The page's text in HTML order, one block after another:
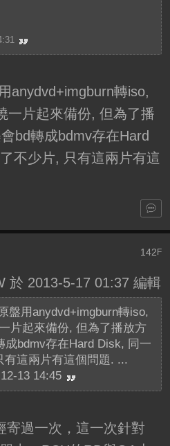
anydvd+imgburn轉iso,
一片起來備份, 但為了播
bd轉成bdmv存在Hard
不少片, 只有這兩片有這
142 F
於 2013-5-17 01:37 編輯
盤用anydvd+imgburn轉iso,
片起來備份, 但為了播放方
成bdmv存在Hard Disk, 同一
這兩片有這個問題. ...
13 14:45
寄過一次，這一次針對